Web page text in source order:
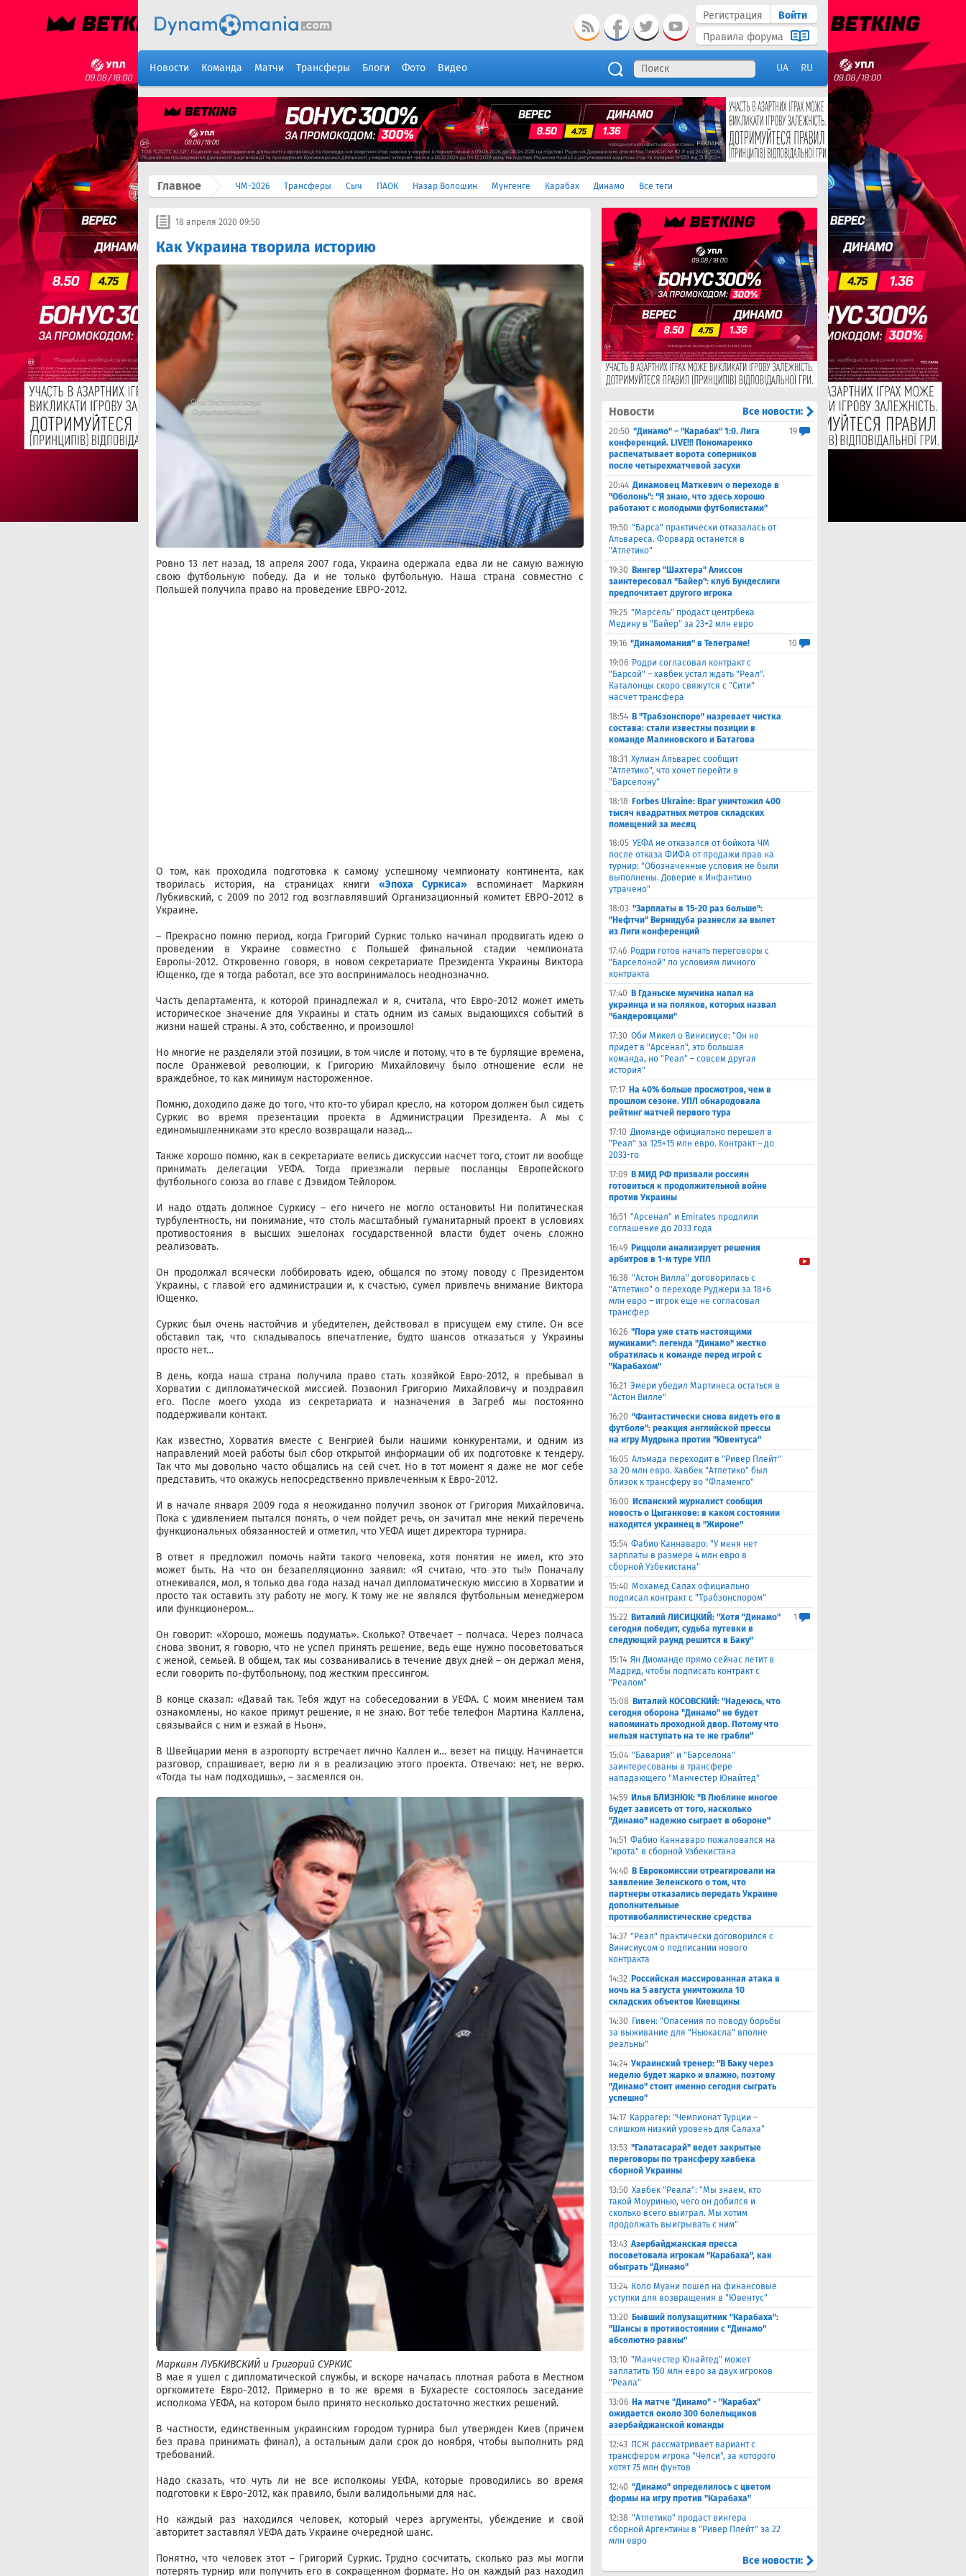
Регистрация
Войти
Правила форума
Новости Команда Матчи Трансферы Блоги Фото Видео UA RU
Главное ЧМ-2026 Трансферы Сыч ПАОК Назар Волошин Мунгенге Карабах Динамо Все теги
18 апреля 2020 09:50
Как Украина творила историю
Ровно 13 лет назад, 18 апреля 2007 года, Украина одержала едва ли не самую важную
свою футбольную победу. Да и не только футбольную. Наша страна совместно с
Польшей получила право на проведение ЕВРО-2012.
О том, как проходила подготовка к самому успешному чемпионату континента, как
творилась история, на страницах книги «Эпоха Суркиса» вспоминает Маркиян
Лубкивский, с 2009 по 2012 год возглавлявший Организационный комитет ЕВРО-2012 в
Украине.
– Прекрасно помню период, когда Григорий Суркис только начинал продвигать идею о
проведении в Украине совместно с Польшей финальной стадии чемпионата
Европы-2012. Откровенно говоря, в новом секретариате Президента Украины Виктора
Ющенко, где я тогда работал, все это воспринималось неоднозначно.
Часть департамента, к которой принадлежал и я, считала, что Евро-2012 может иметь
историческое значение для Украины и стать одним из самых выдающихся событий в
жизни нашей страны. А это, собственно, и произошло!
Но многие не разделяли этой позиции, в том числе и потому, что в те бурлящие времена,
после Оранжевой революции, к Григорию Михайловичу было отношение если не
враждебное, то как минимум настороженное.
Помню, доходило даже до того, что кто-то убирал кресло, на котором должен был сидеть
Суркис во время презентации проекта в Администрации Президента. А мы с
единомышленниками это кресло возвращали назад…
Также хорошо помню, как в секретариате велись дискуссии насчет того, стоит ли вообще
принимать делегации УЕФА. Тогда приезжали первые посланцы Европейского
футбольного союза во главе с Дэвидом Тейлором.
И надо отдать должное Суркису – его ничего не могло остановить! Ни политическая
турбулентность, ни понимание, что столь масштабный гуманитарный проект в условиях
противостояния в высших эшелонах государственной власти будет очень сложно
реализовать.
Он продолжал всячески лоббировать идею, общался по этому поводу с Президентом
Украины, с главой его администрации и, к счастью, сумел привлечь внимание Виктора
Ющенко.
Суркис был очень настойчив и убедителен, действовал в присущем ему стиле. Он все
обставил так, что складывалось впечатление, будто шансов отказаться у Украины
просто нет…
В день, когда наша страна получила право стать хозяйкой Евро-2012, я пребывал в
Хорватии с дипломатической миссией. Позвонил Григорию Михайловичу и поздравил
его. После моего ухода из секретариата и назначения в Загреб мы постоянно
поддерживали контакт.
Как известно, Хорватия вместе с Венгрией были нашими конкурентами, и одним из
направлений моей работы был сбор открытой информации об их подготовке к тендеру.
Так что мы довольно часто общались на сей счет. Но в тот момент я даже не мог себе
представить, что окажусь непосредственно привлеченным к Евро-2012.
И в начале января 2009 года я неожиданно получил звонок от Григория Михайловича.
Пока с удивлением пытался понять, о чем пойдет речь, он зачитал мне некий перечень
функциональных обязанностей и отметил, что УЕФА ищет директора турнира.
В ответ я предложил помочь найти такого человека, хотя понятия не имел, кто это
может быть. На что он безапелляционно заявил: «Я считаю, что это ты!» Поначалу
отнекивался, мол, я только два года назад начал дипломатическую миссию в Хорватии и
просто так оставить эту работу не могу. К тому же не являлся футбольным менеджером
или функционером…
Он говорит: «Хорошо, можешь подумать». Сколько? Отвечает – полчаса. Через полчаса
снова звонит, я говорю, что не успел принять решение, ведь еще нужно посоветоваться
с женой, семьей. В общем, так мы созванивались в течение двух дней – он держал меня,
если говорить по-футбольному, под жестким прессингом.
В конце сказал: «Давай так. Тебя ждут на собеседовании в УЕФА. С моим мнением там
ознакомлены, но какое примут решение, я не знаю. Вот тебе телефон Мартина Каллена,
связывайся с ним и езжай в Ньон».
В Швейцарии меня в аэропорту встречает лично Каллен и… везет на пиццу. Начинается
разговор, спрашивает, верю ли я в реализацию этого проекта. Отвечаю: нет, не верю.
«Тогда ты нам подходишь», – засмеялся он.
Маркиян ЛУБКИВСКИЙ и Григорий СУРКИС
В мае я ушел с дипломатической службы, и вскоре началась плотная работа в Местном
оргкомитете Евро-2012. Примерно в то же время в Бухаресте состоялось заседание
исполкома УЕФА, на котором было принято несколько достаточно жестких решений.
В частности, единственным украинским городом турнира был утвержден Киев (причем
без права принимать финал), а остальным дали срок до ноября, чтобы выполнить ряд
требований.
Надо сказать, что чуть ли не все исполкомы УЕФА, которые проводились во время
подготовки к Евро-2012, как правило, были валидольными для нас.
Но каждый раз находился человек, который через аргументы, убеждение и свой
авторитет заставлял УЕФА дать Украине очередной шанс.
Понятно, что человек этот – Григорий Суркис. Трудно сосчитать, сколько раз мы могли
потерять турнир или получить его в сокращенном формате. Но он каждый раз находил
Новости Все новости:
20:50 "Динамо" – "Карабах" 1:0. Лига
конференций. LIVE!!! Пономаренко
распечатывает ворота соперников
после четырехматчевой засухи
19
20:44 Динамовец Маткевич о переходе в
"Оболонь": "Я знаю, что здесь хорошо
работают с молодыми футболистами"
19:50 "Барса" практически отказалась от
Альвареса. Форвард останется в
"Атлетико"
19:30 Вингер "Шахтера" Алиссон
заинтересовал "Байер": клуб Бундеслиги
предпочитает другого игрока
19:25 "Марсель" продаст центрбека
Медину в "Байер" за 23+2 млн евро
19:16 "Динамомания" в Телеграме!
10
19:06 Родри согласовал контракт с
"Барсой" – хавбек устал ждать "Реал".
Каталонцы скоро свяжутся с "Сити"
насчет трансфера
18:54 В "Трабзонспоре" назревает чистка
состава: стали известны позиции в
команде Малиновского и Батагова
18:31 Хулиан Альварес сообщит
"Атлетико", что хочет перейти в
"Барселону"
18:18 Forbes Ukraine: Враг уничтожил 400
тысяч квадратных метров складских
помещений за месяц
18:05 УЕФА не отказался от бойкота ЧМ
после отказа ФИФА от продажи прав на
турнир: "Обозначенные условия не были
выполнены. Доверие к Инфантино
утрачено"
18:03 "Зарплаты в 15-20 раз больше":
"Нефтчи" Вернидуба разнесли за вылет
из Лиги конференций
17:46 Родри готов начать переговоры с
"Барселоной" по условиям личного
контракта
17:40 В Гданьске мужчина напал на
украинца и на поляков, которых назвал
"бандеровцами"
17:30 Оби Микел о Винисиусе: "Он не
придет в "Арсенал", это большая
команда, но "Реал" – совсем другая
история"
17:17 На 40% больше просмотров, чем в
прошлом сезоне. УПЛ обнародовала
рейтинг матчей первого тура
17:10 Диоманде официально перешел в
"Реал" за 125+15 млн евро. Контракт – до
2033-го
17:09 В МИД РФ призвали россиян
готовиться к продолжительной войне
против Украины
16:51 "Арсенал" и Emirates продлили
соглашение до 2033 года
16:49 Риццоли анализирует решения
арбитров в 1-м туре УПЛ
16:38 "Астон Вилла" договорилась с
"Атлетико" о переходе Руджери за 18+6
млн евро – игрок еще не согласовал
трансфер
16:26 "Пора уже стать настоящими
мужиками": легенда "Динамо" жестко
обратилась к команде перед игрой с
"Карабахом"
16:21 Эмери убедил Мартинеса остаться в
"Астон Вилле"
16:20 "Фантастически снова видеть его в
футболе": реакция английской прессы
на игру Мудрыка против "Ювентуса"
16:05 Альмада переходит в "Ривер Плейт"
за 20 млн евро. Хавбек "Атлетико" был
близок к трансферу во "Фламенго"
16:00 Испанский журналист сообщил
новость о Цыганкове: в каком состоянии
находится украинец в "Жироне"
15:54 Фабио Каннаваро: "У меня нет
зарплаты в размере 4 млн евро в
сборной Узбекистана"
15:40 Мохамед Салах официально
подписал контракт с "Трабзонспором"
15:22 Виталий ЛИСИЦКИЙ: "Хотя "Динамо"
сегодня победит, судьба путевки в
следующий раунд решится в Баку"
1
15:14 Ян Диоманде прямо сейчас летит в
Мадрид, чтобы подписать контракт с
"Реалом"
15:08 Виталий КОСОВСКИЙ: "Надеюсь, что
сегодня оборона "Динамо" не будет
напоминать проходной двор. Потому что
нельзя наступать на те же грабли"
15:04 "Бавария" и "Барселона"
заинтересованы в трансфере
нападающего "Манчестер Юнайтед"
14:59 Илья БЛИЗНЮК: "В Люблине многое
будет зависеть от того, насколько
"Динамо" надежно сыграет в обороне"
14:51 Фабио Каннаваро пожаловался на
"крота" в сборной Узбекистана
14:40 В Еврокомиссии отреагировали на
заявление Зеленского о том, что
партнеры отказались передать Украине
дополнительные
противобаллистические средства
14:37 "Реал" практически договорился с
Винисиусом о подписании нового
контракта
14:32 Российская массированная атака в
ночь на 5 августа уничтожила 10
складских объектов Киевщины
14:30 Гивен: "Опасения по поводу борьбы
за выживание для "Ньюкасла" вполне
реальны"
14:24 Украинский тренер: "В Баку через
неделю будет жарко и влажно, поэтому
"Динамо" стоит именно сегодня сыграть
успешно"
14:17 Каррагер: "Чемпионат Турции –
слишком низкий уровень для Салаха"
13:53 "Галатасарай" ведет закрытые
переговоры по трансферу хавбека
сборной Украины
13:50 Хавбек "Реала": "Мы знаем, кто
такой Моуринью, чего он добился и
сколько всего выиграл. Мы хотим
продолжать выигрывать с ним"
13:43 Азербайджанская пресса
посоветовала игрокам "Карабаха", как
обыграть "Динамо"
13:24 Коло Муани пошел на финансовые
уступки для возвращения в "Ювентус"
13:20 Бывший полузащитник "Карабаха":
"Шансы в противостоянии с "Динамо"
абсолютно равны"
13:10 "Манчестер Юнайтед" может
заплатить 150 млн евро за двух игроков
"Реала"
13:06 На матче "Динамо" - "Карабах"
ожидается около 300 болельщиков
азербайджанской команды
12:43 ПСЖ рассматривает вариант с
трансфером игрока "Челси", за которого
хотят 75 млн фунтов
12:40 "Динамо" определилось с цветом
формы на игру против "Карабаха"
12:38 "Атлетико" продаст вингера
сборной Аргентины в "Ривер Плейт" за 22
млн евро
Все новости: